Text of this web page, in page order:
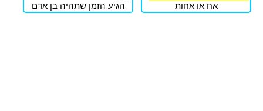
אח או אחות הגיע הזמן שתהיה בן אדם